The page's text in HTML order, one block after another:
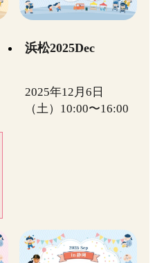
浜松2025Dec
2025年12月6日
（土）10:00〜16:00